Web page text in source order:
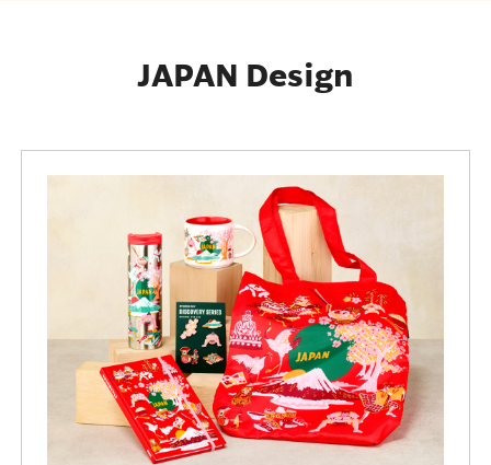
JAPAN Design